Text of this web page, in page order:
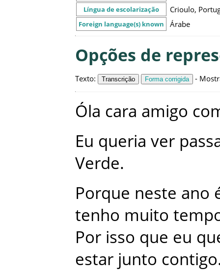
Língua de escolarização Crioulo,
Foreign language(s) known Árabe
Opções de
Texto: Transcrição Forma corrigida -
Óla cara amigo
Eu queria ver
Verde.
Porque neste ano
tenho muito
Por isso que eu
estar junto contigo